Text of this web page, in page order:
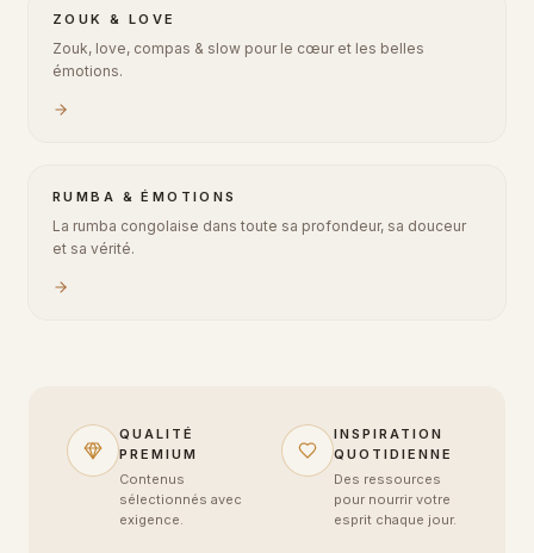
ZOUK & LOVE
Zouk, love, compas & slow pour le cœur et les belles
émotions.
RUMBA & ÉMOTIONS
La rumba congolaise dans toute sa profondeur, sa douceur
et sa vérité.
QUALITÉ
PREMIUM
Contenus
sélectionnés avec
exigence.
INSPIRATION
QUOTIDIENNE
Des ressources
pour nourrir votre
esprit chaque jour.